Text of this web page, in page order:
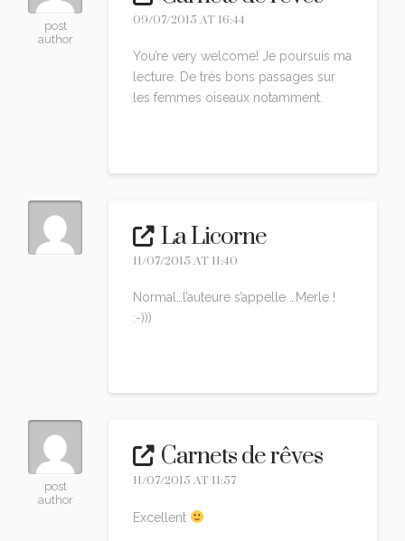
post
author
09/07/2015 AT 16:44
You’re very welcome! Je poursuis ma
lecture. De très bons passages sur
les femmes oiseaux notamment.
La Licorne
11/07/2015 AT 11:40
Normal…l’auteure s’appelle …Merle !
:-)))
post
author
Carnets de rêves
11/07/2015 AT 11:57
Excellent